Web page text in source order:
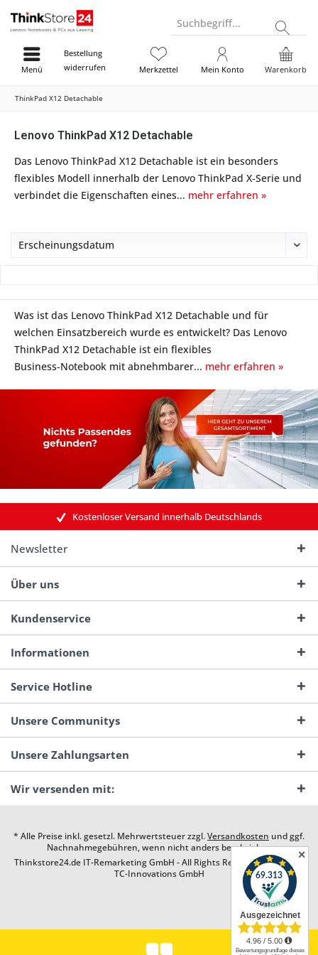
Suchbegriff...
Bestellung
widerrufen
Warenkorb
Merkzettel Mein Konto
Menü
ThinkPad X12 Detachable
Lenovo ThinkPad X12 Detachable
Das Lenovo ThinkPad X12 Detachable ist ein besonders
flexibles Modell innerhalb der Lenovo ThinkPad X‑Serie und
verbindet die Eigenschaften eines... mehr erfahren »
Was ist das Lenovo ThinkPad X12 Detachable und für
welchen Einsatzbereich wurde es entwickelt? Das Lenovo
ThinkPad X12 Detachable ist ein flexibles
Business‑Notebook mit abnehmbarer... mehr erfahren »
Kostenloser Versand innerhalb Deutschlands
Newsletter
Über uns
Kundenservice
Informationen
Service Hotline
Unsere Communitys
Unsere Zahlungsarten
Wir versenden mit:
* Alle Preise inkl. gesetzl. Mehrwertsteuer zzgl.Versandkosten und ggf.
Nachnahmegebühren, wenn nicht anders beschrieben
Thinkstore24.de IT-Remarketing GmbH - All Rights Reserved. Design by
TC-Innovations GmbH
✕